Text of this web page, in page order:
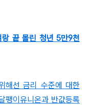
끝 몰린 청년 5만9천
해선 금리 수준에 대한
팽이유니온과 반값등록